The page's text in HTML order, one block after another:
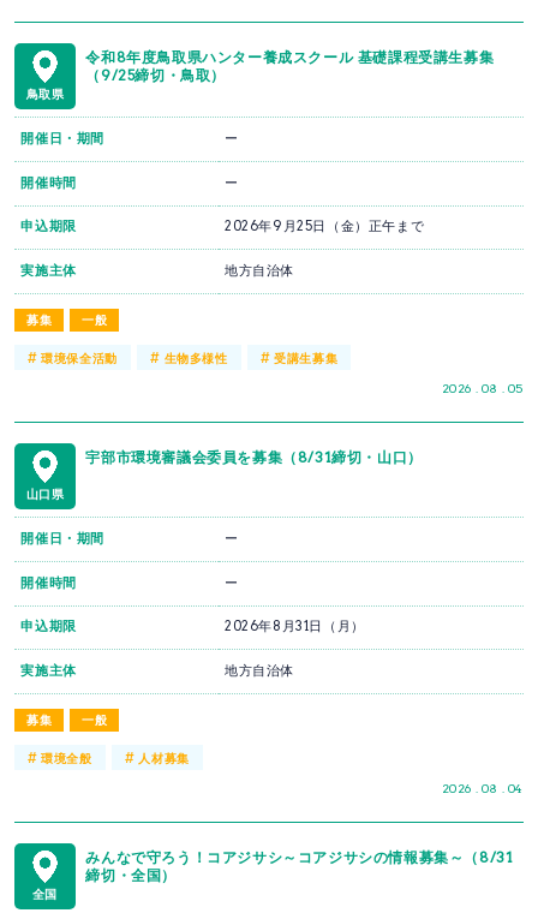
鳥取県
令和8年度鳥取県ハンター養成スクール 基礎課程受講生募集
（9/25締切・鳥取）
募集 一般
2026 . 08 . 05
開催日・期間 ー
開催時間 ー
申込期限 2026年9月25日（金）正午まで
実施主体 地方自治体
#環境保全活動 # 生物多様性 #受講生募集
山口県
宇部市環境審議会委員を募集（8/31締切・山口）
募集 一般
2026 . 08 . 04
開催日・期間 ー
開催時間 ー
申込期限 2026年8月31日（月）
実施主体 地方自治体
#環境全般 # 人材募集
全国
みんなで守ろう！コアジサシ～コアジサシの情報募集～（8/31
締切・全国）